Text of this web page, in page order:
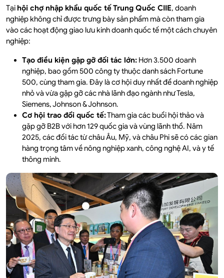
Tại hội chợ nhập khẩu quốc tế Trung Quốc CIIE, doanh
nghiệp không chỉ được trưng bày sản phẩm mà còn tham gia
vào các hoạt động giao lưu kinh doanh quốc tế một cách chuyên
nghiệp:
Tạo điều kiện gặp gỡ đối tác lớn: Hơn 3.500 doanh
nghiệp, bao gồm 500 công ty thuộc danh sách Fortune
500, cùng tham gia. Đây là cơ hội duy nhất để doanh nghiệp
nhỏ và vừa gặp gỡ các nhà lãnh đạo ngành như Tesla,
Siemens, Johnson & Johnson.
Cơ hội trao đổi quốc tế:Tham gia các buổi hội thảo và
gặp gỡ B2B với hơn 129 quốc gia và vùng lãnh thổ. Năm
2025, các đối tác từ châu Âu, Mỹ, và châu Phi sẽ có các gian
hàng trọng tâm về nông nghiệp xanh, công nghệ AI, và y tế
thông minh.